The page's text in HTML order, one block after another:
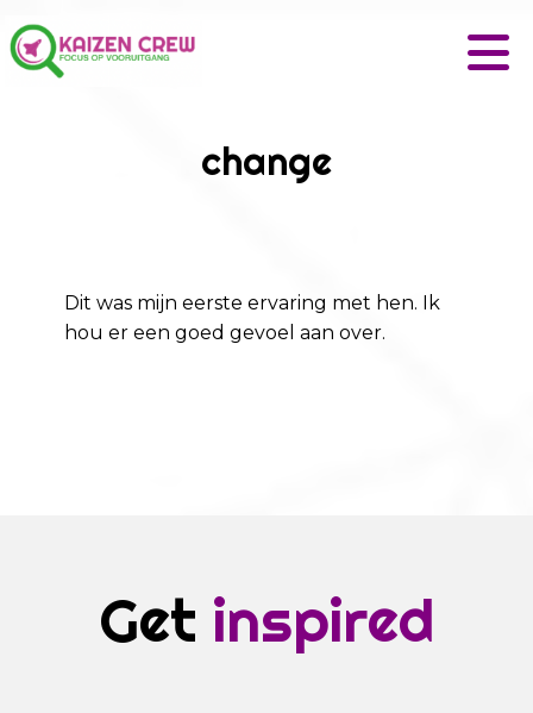
change
Dit was mijn eerste ervaring met hen. Ik
hou er een goed gevoel aan over.
Get inspired